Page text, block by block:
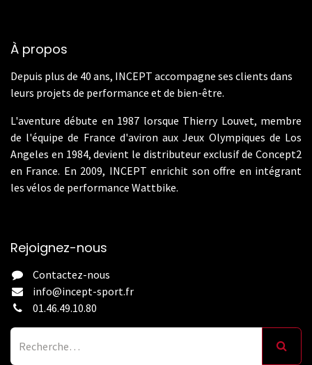
À propos
Depuis plus de 40 ans, INCEPT accompagne ses clients dans
leurs projets de performance et de bien-être.
L'aventure débute en 1987 lorsque Thierry Louvet, membre
de l'équipe de France d'aviron aux Jeux Olympiques de Los
Angeles en 1984, devient le distributeur exclusif de Concept2
en France. En 2009, INCEPT enrichit son offre en intégrant
les vélos de performance Wattbike.
Rejoignez-nous
Contactez-nous
info@incept-sport.fr
01.46.49.10.80